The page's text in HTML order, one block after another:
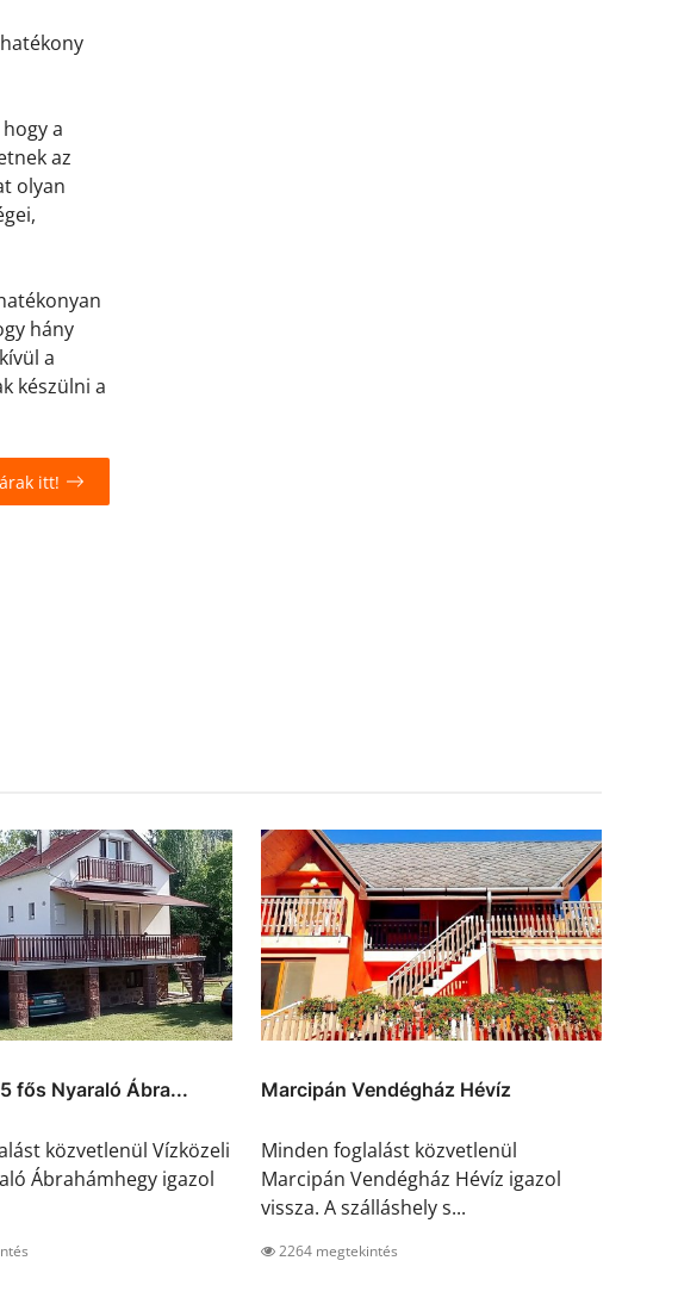
a
az
olyan
hány
a
készülni a
itt!
fős Nyaraló Ábra...
közvetlenül Vízközeli
Ábrahámhegy igazol
Marcipán Vendégház Hévíz
Minden foglalást közvetlenül
Marcipán Vendégház Hévíz igazol
vissza. A szálláshely s...
2264 megtekintés